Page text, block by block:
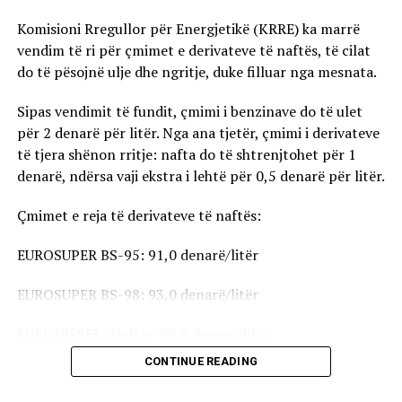
Komisioni Rregullor për Energjetikë (KRRE) ka marrë
vendim të ri për çmimet e derivateve të naftës, të cilat
do të pësojnë ulje dhe ngritje, duke filluar nga mesnata.
Sipas vendimit të fundit, çmimi i benzinave do të ulet
për 2 denarë për litër. Nga ana tjetër, çmimi i derivateve
të tjera shënon rritje: nafta do të shtrenjtohet për 1
denarë, ndërsa vaji ekstra i lehtë për 0,5 denarë për litër.
Çmimet e reja të derivateve të naftës:
EUROSUPER BS-95: 91,0 denarë/litër
EUROSUPER BS-98: 93,0 denarë/litër
Vaji ekstra i lehtë (EL-1): 98,5 denarë/litër
CONTINUE READING